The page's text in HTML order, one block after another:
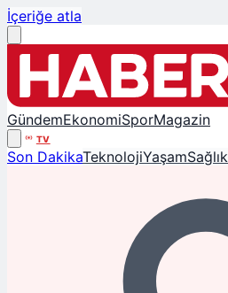
İçeriğe atla
GündemEkonomiSporMagazin
TV
Son DakikaTeknolojiYaşamSağlık